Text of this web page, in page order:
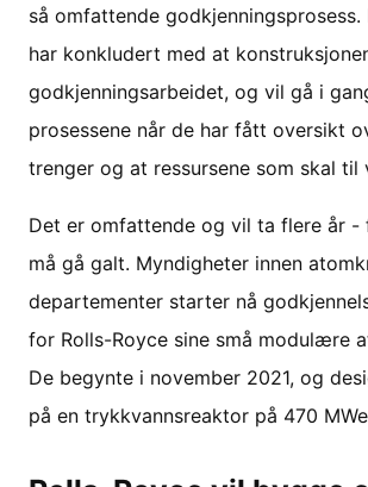
så omfattende godkjenningsprosess.
har konkludert med at
godkjenningsarbeidet, og vil gå i
prosessene når de har fått oversikt
trenger og at ressursene som skal til
Det er omfattende og vil ta flere år -
må gå galt. Myndigheter innen
departementer starter nå
for Rolls-Royce sine små modulære
De begynte i november 2021, og
på en trykkvannsreaktor på 470